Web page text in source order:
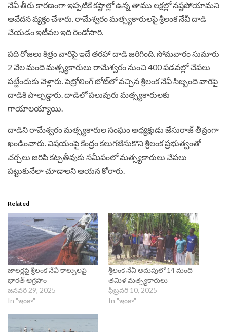
నేవీ తీరు కారణంగా ఇప్పటికే కష్టాల్లో ఉన్న తాము లక్షల్లో నష్టపోయామని
ఆవేదన వ్యక్తం చేశారు. రామేశ్వరం మత్స్యకారులపై శ్రీలంక నేవీ దాడి
చేయడం ఇటీవల ఇది రెండోసారి.
పది రోజలు కిత్రం వారిపై ఇదే తరహా దాడి జరిగింది. సోమవారం సుమారు
2 వేల మంది మత్స్యకారులు రామేశ్వరం నుంచి 400 పడవల్లో చేపలు
పట్టేందుకు వెళ్లారు. పెట్రోలింగ్‌ బోట్‌లో వచ్చిన శ్రీలంక నేవీ సిబ్బంది వారిపై
దాడికి పాల్పడ్డారు. దాడిలో పలువురు మత్స్యకారులకు
గాయాలయ్యాయి.
దాడిని రామేశ్వరం మత్స్యకారుల సంఘం అధ్యక్షుడు జేసురాజ్‌ తీవ్రంగా
ఖండించారు. విషయంపై కేంద్రం కలుగజేసుకొని శ్రీలంక ప్రభుత్వంతో
చర్చలు జరిపి కట్చతీవుకు సమీపంలో మత్స్యకారులు చేపలు
పట్టుకునేలా చూడాలని ఆయన కోరారు.
Related
జాలర్లపై శ్రీలంక నేవీ కాల్పులపై
భారత్ ఆగ్రహం
జనవరి 29, 2025
In "ఇంకా"
శ్రీలంక నేవీ అదుపులో 14 మంది
తమిళ మత్స్యకారులు
ఫిబ్రవరి 10, 2025
In "ఇంకా"